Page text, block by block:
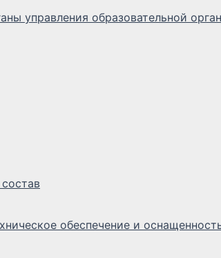
управления образовательной
обеспечение и